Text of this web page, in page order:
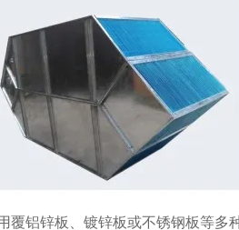
覆铝锌板、镀锌板或不锈钢板等多